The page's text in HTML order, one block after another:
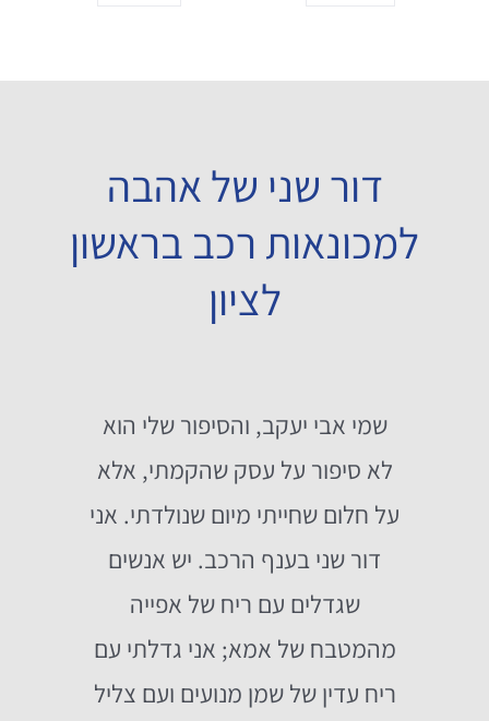
דור שני של אהבה
למכונאות רכב בראשון
לציון
שמי אבי יעקב, והסיפור שלי הוא
לא סיפור על עסק שהקמתי, אלא
על חלום שחייתי מיום שנולדתי. אני
דור שני בענף הרכב. יש אנשים
שגדלים עם ריח של אפייה
מהמטבח של אמא; אני גדלתי עם
ריח עדין של שמן מנועים ועם צליל